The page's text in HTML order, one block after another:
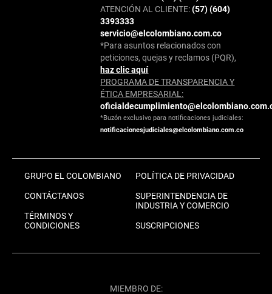
ATENCIÓN AL CLIENTE:(57) (604)
3393333
servicio@elcolombiano.com.co
*Para asuntos relacionados con
peticiones, quejas y reclamos (PQR),
haz clic aquí
PROGRAMA DE TRANSPARENCIA Y
ÉTICA EMPRESARIAL:
*Buzón exclusivo para notificaciones judiciales:
notificacionesjudiciales@elcolombiano.com.co
GRUPO EL COLOMBIANO
CONTÁCTANOS
TÉRMINOS Y
CONDICIONES
POLÍTICA DE PRIVACIDAD
SUPERINTENDENCIA DE
INDUSTRIA Y COMERCIO
SUSCRIPCIONES
MIEMBRO DE: